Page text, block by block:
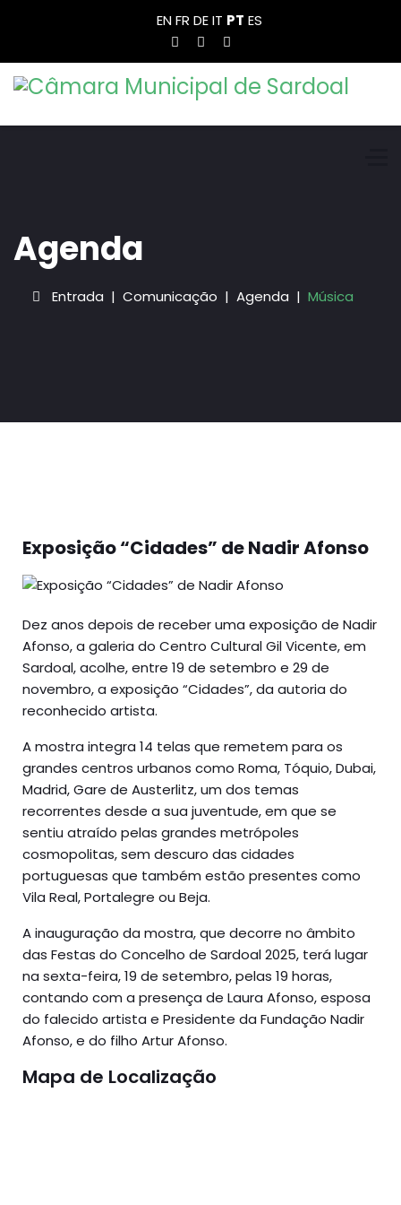
ENFR DEIT PT ES
Agenda
Entrada Comunicação Agenda Música
Exposição “Cidades” de Nadir Afonso
Dez anos depois de receber uma exposição de Nadir
Afonso, a galeria do Centro Cultural Gil Vicente, em
Sardoal, acolhe, entre 19 de setembro e 29 de
novembro, a exposição “Cidades”, da autoria do
reconhecido artista.
A mostra integra 14 telas que remetem para os
grandes centros urbanos como Roma, Tóquio, Dubai,
Madrid, Gare de Austerlitz, um dos temas
recorrentes desde a sua juventude, em que se
sentiu atraído pelas grandes metrópoles
cosmopolitas, sem descuro das cidades
portuguesas que também estão presentes como
Vila Real, Portalegre ou Beja.
A inauguração da mostra, que decorre no âmbito
das Festas do Concelho de Sardoal 2025, terá lugar
na sexta-feira, 19 de setembro, pelas 19 horas,
contando com a presença de Laura Afonso, esposa
do falecido artista e Presidente da Fundação Nadir
Afonso, e do filho Artur Afonso.
Mapa de Localização